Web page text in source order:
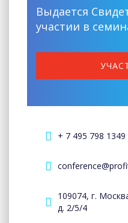
Выдается
участии в
+ 7 495 798 1349
109074, г.
д. 2/5/4